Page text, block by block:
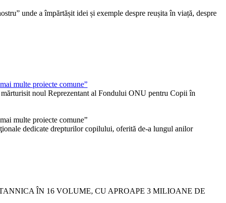
unde a împărtășit idei și exemple despre reușita în viață, despre
multe proiecte comune”
noul Reprezentant al Fondului ONU pentru Copii în
multe proiecte comune”
dedicate drepturilor copilului, oferită de-a lungul anilor
ÎN 16 VOLUME, CU APROAPE 3 MILIOANE DE